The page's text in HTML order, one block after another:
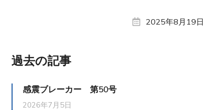
2025年8月19日
過去の記事
感震ブレーカー 第50号
2026年7月5日